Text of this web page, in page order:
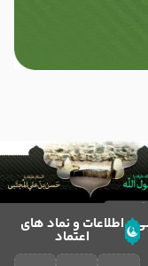
اطلاعات و نماد های
اعتماد